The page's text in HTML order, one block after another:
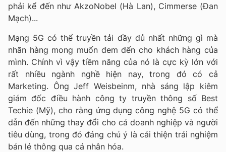
phải kể đến như AkzoNobel (Hà Lan), Cimmerse (Đan
Mạch)...
Mạng 5G có thể truyền tải đầy đủ nhất những gì mà
nhãn hàng mong muốn đem đến cho khách hàng của
mình. Chính vì vậy tiềm năng của nó là cực kỳ lớn với
rất nhiều ngành nghề hiện nay, trong đó có cả
Marketing. Ông Jeff Weisbeinm, nhà sáng lập kiêm
giám đốc điều hành công ty truyền thông số Best
Techie (Mỹ), cho rằng ứng dụng công nghệ 5G có thể
dẫn đến những thay đổi cho cả doanh nghiệp và người
tiêu dùng, trong đó đáng chú ý là cải thiện trải nghiệm
bán lẻ thông qua cá nhân hóa.